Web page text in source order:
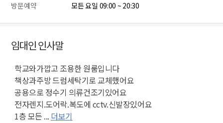
방문예약
모든 요일 09:00 ~ 20:30
임대인 인사말
학교와가깝고 조용한 원룸입니다
책상과주방 드럼세탁기로 교체했어요
공용으로 정수기 의류건조기있어요
전자렌지.도어락.복도에 cctv.신발장있어요
1층 모든 ... 더보기